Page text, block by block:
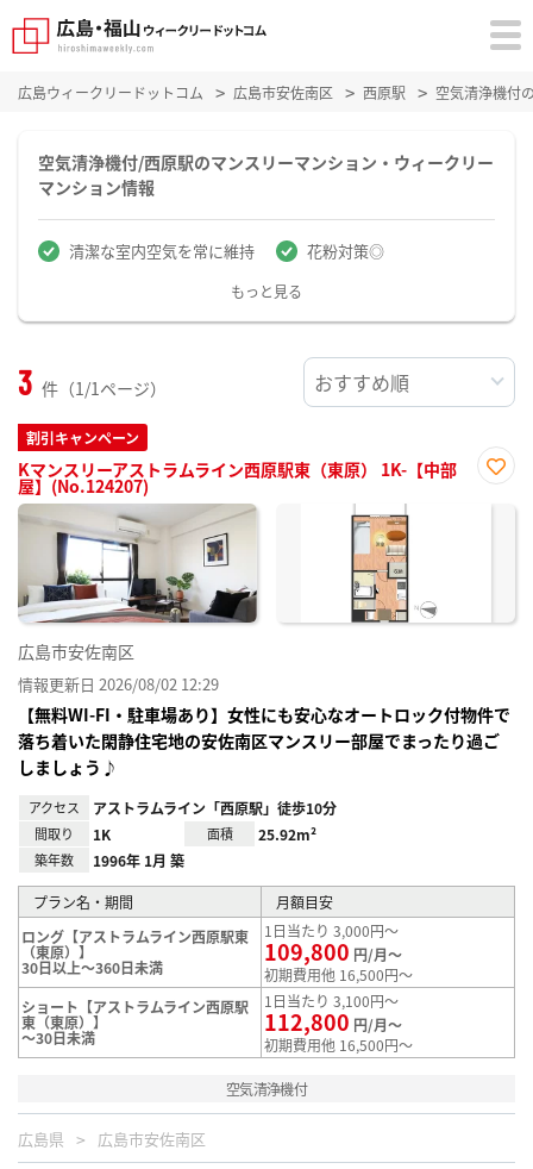
広島ウィークリードットコム 広島市安佐南区 西原駅 空気清浄機付
空気清浄機付/西原駅のマンスリーマンション・ウィークリー
マンション情報
清潔な室内空気を常に維持 花粉対策◎
もっと見る
3 件（1/1ページ）
割引キャンペーン
Kマンスリーアストラムライン西原駅東（東原） 1K-【中部
屋】(No.124207)
に入
広島市安佐南区
情報更新日 2026/08/02 12:29
【無料WI-FI・駐車場あり】女性にも安心なオートロック付物件で
落ち着いた閑静住宅地の安佐南区マンスリー部屋でまったり過ご
しましょう♪
アクセス アストラムライン「西原駅」徒歩10分
間取り 1K 面積 25.92m²
築年数 1996年 1月 築
プラン名・期間
月額目安
ロング【アストラムライン西原駅東
（東原）】
30日以上～360日未満
1日当たり 3,000円～
109,800 円/月～
初期費用他 16,500円～
ショート【アストラムライン西原駅
東（東原）】
～30日未満
1日当たり 3,100円～
112,800 円/月～
初期費用他 16,500円～
空気清浄機付
広島県 広島市安佐南区